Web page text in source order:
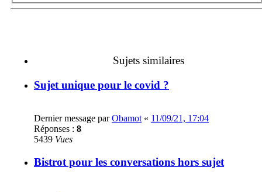
Sujets similaires
Sujet unique pour le covid ?
Dernier message parObamot « 11/09/21, 17:04
Réponses : 8
5439 Vues
Bistrot pour les conversations hors sujet